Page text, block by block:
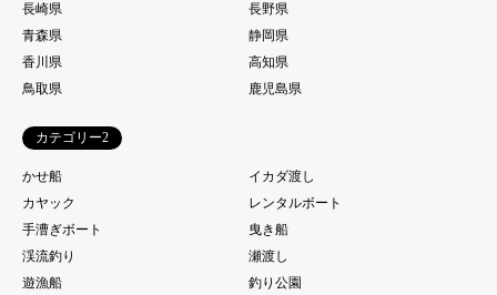
長崎県
長野県
青森県
静岡県
香川県
高知県
鳥取県
鹿児島県
カテゴリー2
かせ船
イカダ渡し
カヤック
レンタルボート
手漕ぎボート
曳き船
渓流釣り
瀬渡し
遊漁船
釣り公園